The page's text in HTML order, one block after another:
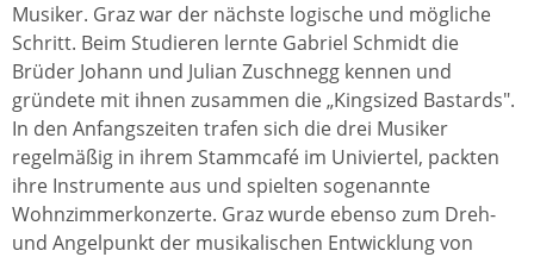
Musiker. Graz war der nächste logische und mögliche
Schritt. Beim Studieren lernte Gabriel Schmidt die
Brüder Johann und Julian Zuschnegg kennen und
gründete mit ihnen zusammen die „Kingsized Bastards".
In den Anfangszeiten trafen sich die drei Musiker
regelmäßig in ihrem Stammcafé im Univiertel, packten
ihre Instrumente aus und spielten sogenannte
Wohnzimmerkonzerte. Graz wurde ebenso zum Dreh-
und Angelpunkt der musikalischen Entwicklung von